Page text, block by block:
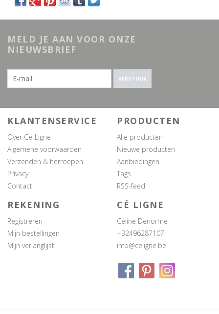
MELD JE AAN VOOR ONZE
NIEUWSBRIEF
VERSTUUR
KLANTENSERVICE
Over Cé-Ligne
Algemene voorwaarden
Verzenden & herroepen
Privacy
Contact
PRODUCTEN
Alle producten
Nieuwe producten
Aanbiedingen
Tags
RSS-feed
REKENING
Registreren
Mijn bestellingen
Mijn verlanglijst
CÉ LIGNE
Céline Denorme
+32496287107
info@celigne.be